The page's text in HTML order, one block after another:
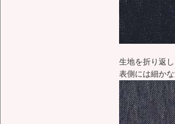
生地を折り返
表側には細か